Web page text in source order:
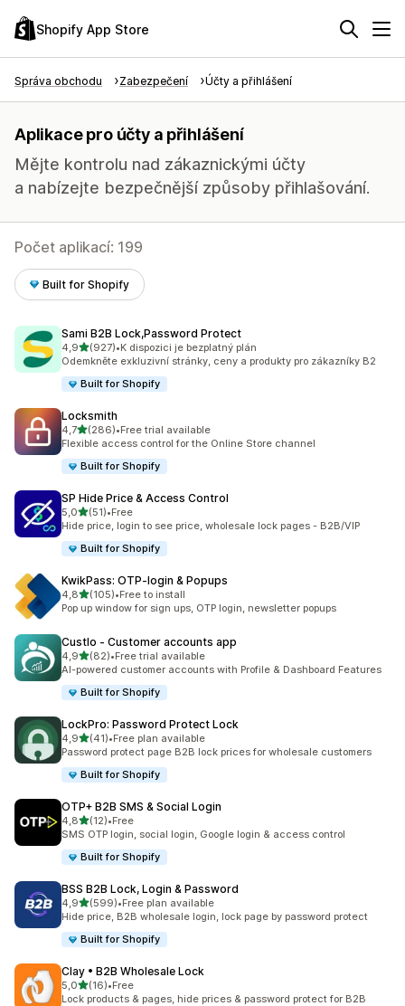
Shopify App Store
Správa obchodu Zabezpečení Účty a přihlášení
Aplikace pro účty a přihlášení
Mějte kontrolu nad zákaznickými účty
a nabízejte bezpečnější způsoby přihlašování.
Počet aplikací: 199
Built for Shopify
Sami B2B Lock,Password Protect
4,9z 5 hvězd
(927)
Celkový počet recenzí: 927
•K dispozici je bezplatný plán
Odemkněte exkluzivní stránky, ceny a produkty pro zákazníky B2
Built for Shopify
Locksmith
4,7z 5 hvězd
(286)
Celkový počet recenzí: 286
•Free trial available
Flexible access control for the Online Store channel
Built for Shopify
SP Hide Price & Access Control
5,0z 5 hvězd
(51)
Celkový počet recenzí: 51
•Free
Hide price, login to see price, wholesale lock pages - B2B/VIP
Built for Shopify
KwikPass: OTP‑login & Popups
4,8z 5 hvězd
(105)
Celkový počet recenzí: 105
•Free to install
Pop up window for sign ups, OTP login, newsletter popups
Custlo ‑ Customer accounts app
4,9z 5 hvězd
(82)
Celkový počet recenzí: 82
•Free trial available
AI-powered customer accounts with Profile & Dashboard Features
Built for Shopify
LockPro: Password Protect Lock
4,9z 5 hvězd
(41)
Celkový počet recenzí: 41
•Free plan available
Password protect page B2B lock prices for wholesale customers
Built for Shopify
OTP+ B2B SMS & Social Login
4,8z 5 hvězd
(12)
Celkový počet recenzí: 12
•Free
SMS OTP login, social login, Google login & access control
Built for Shopify
BSS B2B Lock, Login & Password
4,9z 5 hvězd
(599)
Celkový počet recenzí: 599
•Free plan available
Hide price, B2B wholesale login, lock page by password protect
Built for Shopify
Clay • B2B Wholesale Lock
5,0z 5 hvězd
(16)
Celkový počet recenzí: 16
•Free
Lock products & pages, hide prices & password protect for B2B